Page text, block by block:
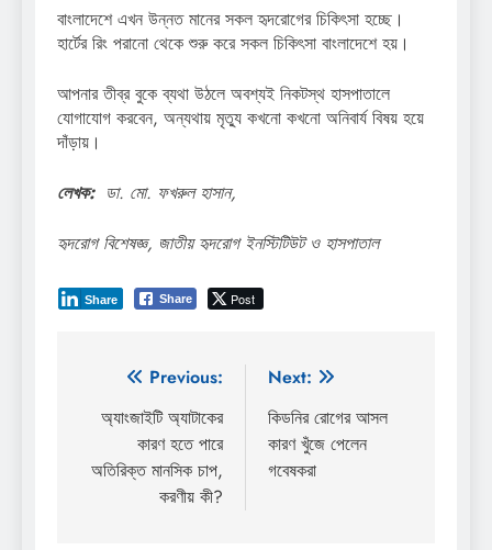
বাংলাদেশে এখন উন্নত মানের সকল হৃদরোগের চিকিৎসা হচ্ছে।
হার্টের রিং পরানো থেকে শুরু করে সকল চিকিৎসা বাংলাদেশে হয়।
আপনার তীব্র বুকে ব্যথা উঠলে অবশ্যই নিকটস্থ হাসপাতালে
যোগাযোগ করবেন, অন্যথায় মৃত্যু কখনো কখনো অনিবার্য বিষয় হয়ে
দাঁড়ায়।
লেখক: ডা. মো. ফখরুল হাসান,
হৃদরোগ বিশেষজ্ঞ, জাতীয় হৃদরোগ ইনস্টিটিউট ও হাসপাতাল
Share Post
Share
Post
navigation
Previous:
অ্যাংজাইটি অ্যাটাকের
কারণ হতে পারে
অতিরিক্ত মানসিক চাপ,
করণীয় কী?
Next:
কিডনির রোগের আসল
কারণ খুঁজে পেলেন
গবেষকরা